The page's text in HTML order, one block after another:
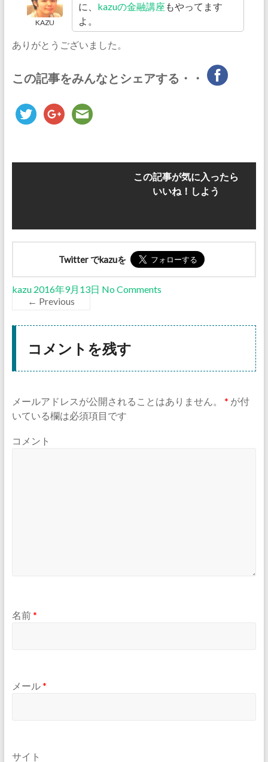
KAZU
に、 kazuの金融講座 もやってます
よ。
ありがとうございました。
この記事をみんなとシェアする・・
この記事が気に入ったら
いいね！しよう
Twitter でkazuを
kazu 2016年9月13日 No Comments
← Previous
コメントを残す
メールアドレスが公開されることはありません。 * が付
いている欄は必須項目です
コメント
名前*
メール*
サイト